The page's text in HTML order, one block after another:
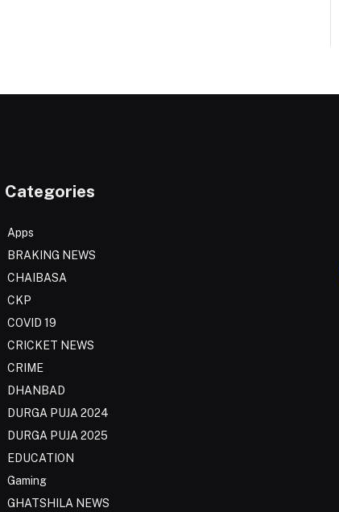
Categories
Apps
BRAKING NEWS
CHAIBASA
CKP
COVID 19
CRICKET NEWS
CRIME
DHANBAD
DURGA PUJA 2024
DURGA PUJA 2025
EDUCATION
Gaming
GHATSHILA NEWS